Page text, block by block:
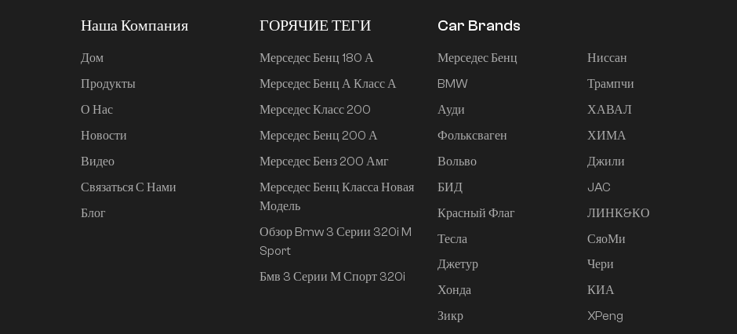
Ли Авто L6 2024 Про
дальнобойная версия
для умного вождения
Mi SU7 2024, 830 км,
Наша Компания
Дом
Продукты
О Нас
Новости
Видео
Связаться С Нами
Блог
ГОРЯЧИЕ ТЕГИ
Мерседес Бенц 180 А
Мерседес Бенц А Класс А
Мерседес Класс 200
Мерседес Бенц 200 А
Мерседес Бенз 200 Амг
Мерседес Бенц Класса Новая
Модель
Обзор Bmw 3 Серии 320i M
Sport
Бмв 3 Серии М Спорт 320i
Car Brands
Мерседес Бенц
BMW
Ауди
Фольксваген
Вольво
БИД
Красный Флаг
Тесла
Джетур
Хонда
Зикр
Ниссан
Трампчи
ХАВАЛ
ХИМА
Джили
JAC
ЛИНК&КО
СяоМи
Чери
КИА
XPeng